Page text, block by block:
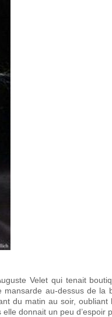
Velet qui tenait
au-dessus de la
du matin au soir,
donnait un peu d’espoir